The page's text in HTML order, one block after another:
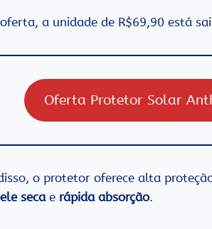
a unidade de R$69,90 está
Oferta Protetor Solar
o protetor oferece alta
secae rápida absorção.